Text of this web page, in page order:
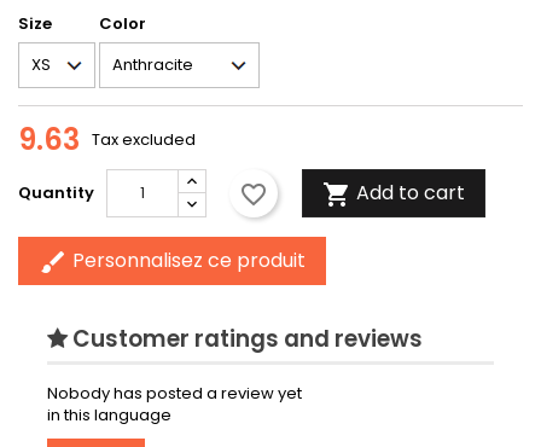
Size Color
9.63 Tax excluded
Quantity favorite_border  Add to cart
brush Personnalisez ce produit
Customer ratings and reviews
Nobody has posted a review yet
in this language